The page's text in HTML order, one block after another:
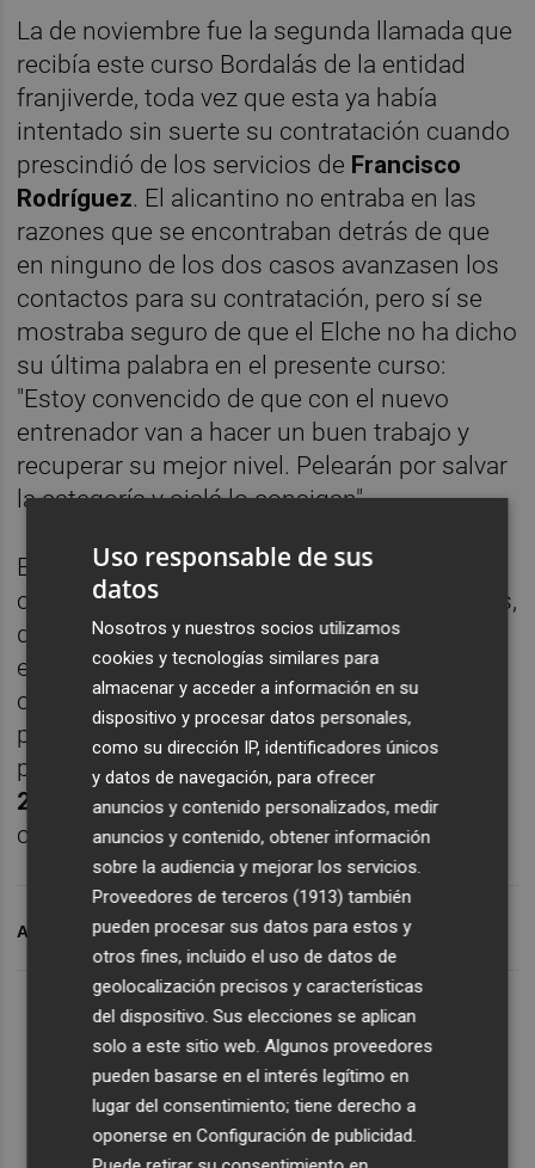
La de noviembre fue la segunda llamada que
recibía este curso Bordalás de la entidad
franjiverde, toda vez que esta ya había
intentado sin suerte su contratación cuando
prescindió de los servicios de Francisco
Rodríguez. El alicantino no entraba en las
razones que se encontraban detrás de que
en ninguno de los dos casos avanzasen los
contactos para su contratación, pero sí se
mostraba seguro de que el Elche no ha dicho
su última palabra en el presente curso:
"Estoy convencido de que con el nuevo
entrenador van a hacer un buen trabajo y
recuperar su mejor nivel. Pelearán por salvar
la categoría y ojalá lo consigan".
El Elche tiene por delante 24 jornadas para
conseguir la permanencia. El próximo jueves,
desde las 21:30 en el Wanda Metropolitano
el equipo de Pablo Machínse verá las caras
con el
Atlético de Madrid. Ese será el
primero de los 24 encuentros que restan
para que baje el telónLaLiga Santander
2022/23y los franjiverdes llegan al mismo
con 4 puntos, a 8 de la permanencia.
ARCHIVADO EN ELCHE CF JOSE BORDALÁS
Uso responsable de sus
datos
Nosotros y nuestros socios utilizamos
cookies y tecnologías similares para
almacenar y acceder a información en su
dispositivo y procesar datos personales,
como su dirección IP, identificadores únicos
y datos de navegación, para ofrecer
anuncios y contenido personalizados, medir
anuncios y contenido, obtener información
sobre la audiencia y mejorar los servicios.
Proveedores de terceros (1913) también
pueden procesar sus datos para estos y
otros fines, incluido el uso de datos de
geolocalización precisos y características
del dispositivo. Sus elecciones se aplican
solo a este sitio web. Algunos proveedores
pueden basarse en el interés legítimo en
lugar del consentimiento; tiene derecho a
oponerse enConfiguración de publicidad.